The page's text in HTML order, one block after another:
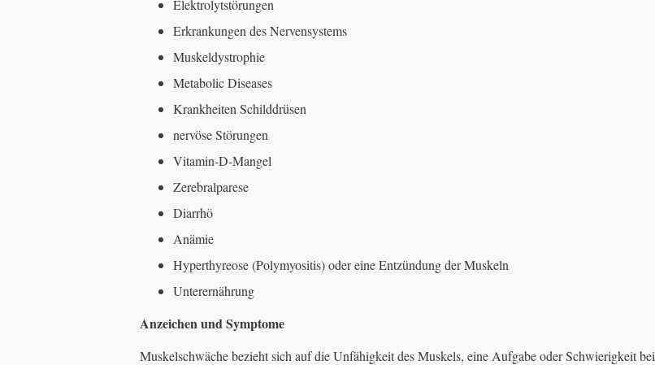
Elektrolytstörungen
Erkrankungen des Nervensystems
Muskeldystrophie
Metabolic Diseases
Krankheiten Schilddrüsen
nervöse Störungen
Vitamin-D-Mangel
Zerebralparese
Diarrhö
Anämie
Hyperthyreose (Polymyositis) oder eine Entzündung der Muskeln
Unterernährung
Anzeichen und Symptome
Muskelschwäche bezieht sich auf die Unfähigkeit des Muskels, eine Aufgabe oder Schwierigkeit bei